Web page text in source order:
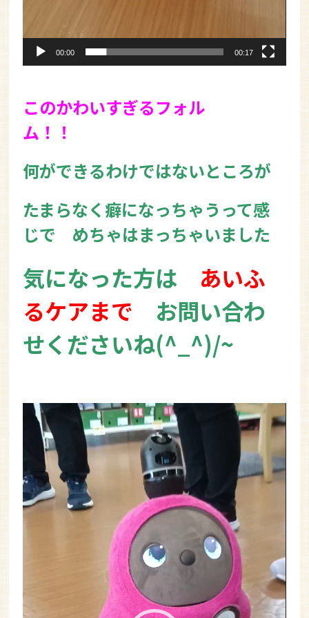
00:00 00:17
このかわいすぎるフォル
ム！！
何ができるわけではないところが
たまらなく癖になっちゃうって感
じで めちゃはまっちゃいました
気になった方は
あいふ
るケアまで
お問い合わ
せくださいね(^_^)/~
ヤ
ー